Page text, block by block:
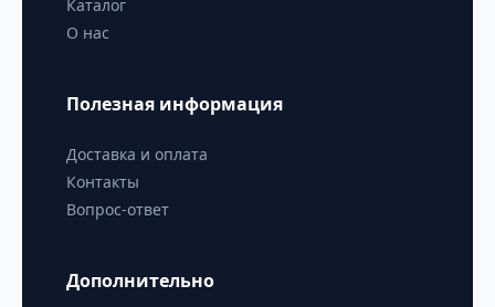
Каталог
О нас
Полезная информация
Доставка и оплата
Контакты
Вопрос-ответ
Дополнительно